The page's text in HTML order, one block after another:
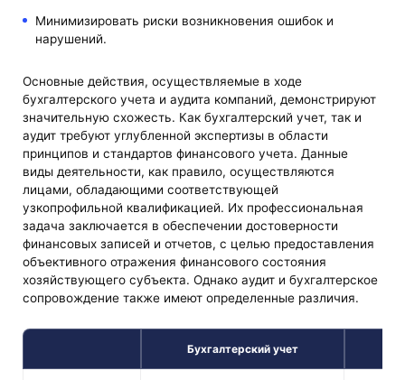
Минимизировать риски возникновения ошибок и
нарушений.
Основные действия, осуществляемые в ходе
бухгалтерского учета и аудита компаний, демонстрируют
значительную схожесть. Как бухгалтерский учет, так и
аудит требуют углубленной экспертизы в области
принципов и стандартов финансового учета. Данные
виды деятельности, как правило, осуществляются
лицами, обладающими соответствующей
узкопрофильной квалификацией. Их профессиональная
задача заключается в обеспечении достоверности
финансовых записей и отчетов, с целью предоставления
объективного отражения финансового состояния
хозяйствующего субъекта. Однако аудит и бухгалтерское
сопровождение также имеют определенные различия.
Бухгалтерский учет